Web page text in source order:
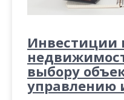
Инвестиции
выбору
управлению